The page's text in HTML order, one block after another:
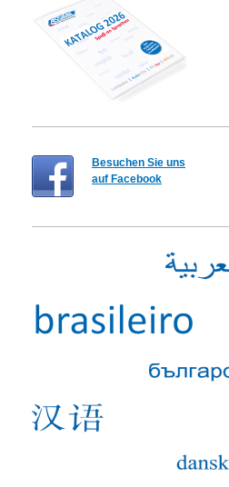
Besuchen Sie uns
auf Facebook